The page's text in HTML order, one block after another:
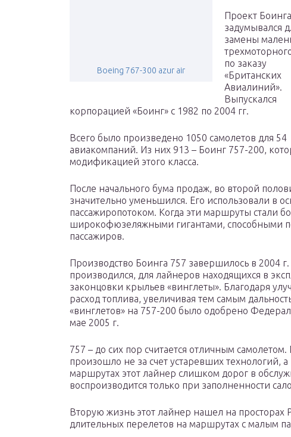
Boeing 767-300 azur air
Проект
задумывался
замены
по заказу
«Британских
Авиалиний».
Выпускался
корпорацией «Боинг» с 1982 по 2004 гг.
Всего было произведено 1050 самолетов для 54
авиакомпаний. Из них 913 – Боинг 757-200,
модификацией этого класса.
После начального бума продаж, во второй
значительно уменьшился. Его использовали в
пассажиропотоком. Когда эти маршруты стали
широкофюзеляжными гигантами, способными
пассажиров.
Производство Боинга 757 завершилось в 2004
производился, для лайнеров находящихся в
законцовки крыльев «винглеты». Благодаря
расход топлива, увеличивая тем самым
«винглетов» на 757-200 было одобрено
мае 2005 г.
757 – до сих пор считается отличным
произошло не за счет устаревших технологий,
маршрутах этот лайнер слишком дорог в
воспроизводится только при заполненности
Вторую жизнь этот лайнер нашел на просторах
длительных перелетов на маршрутах с малым